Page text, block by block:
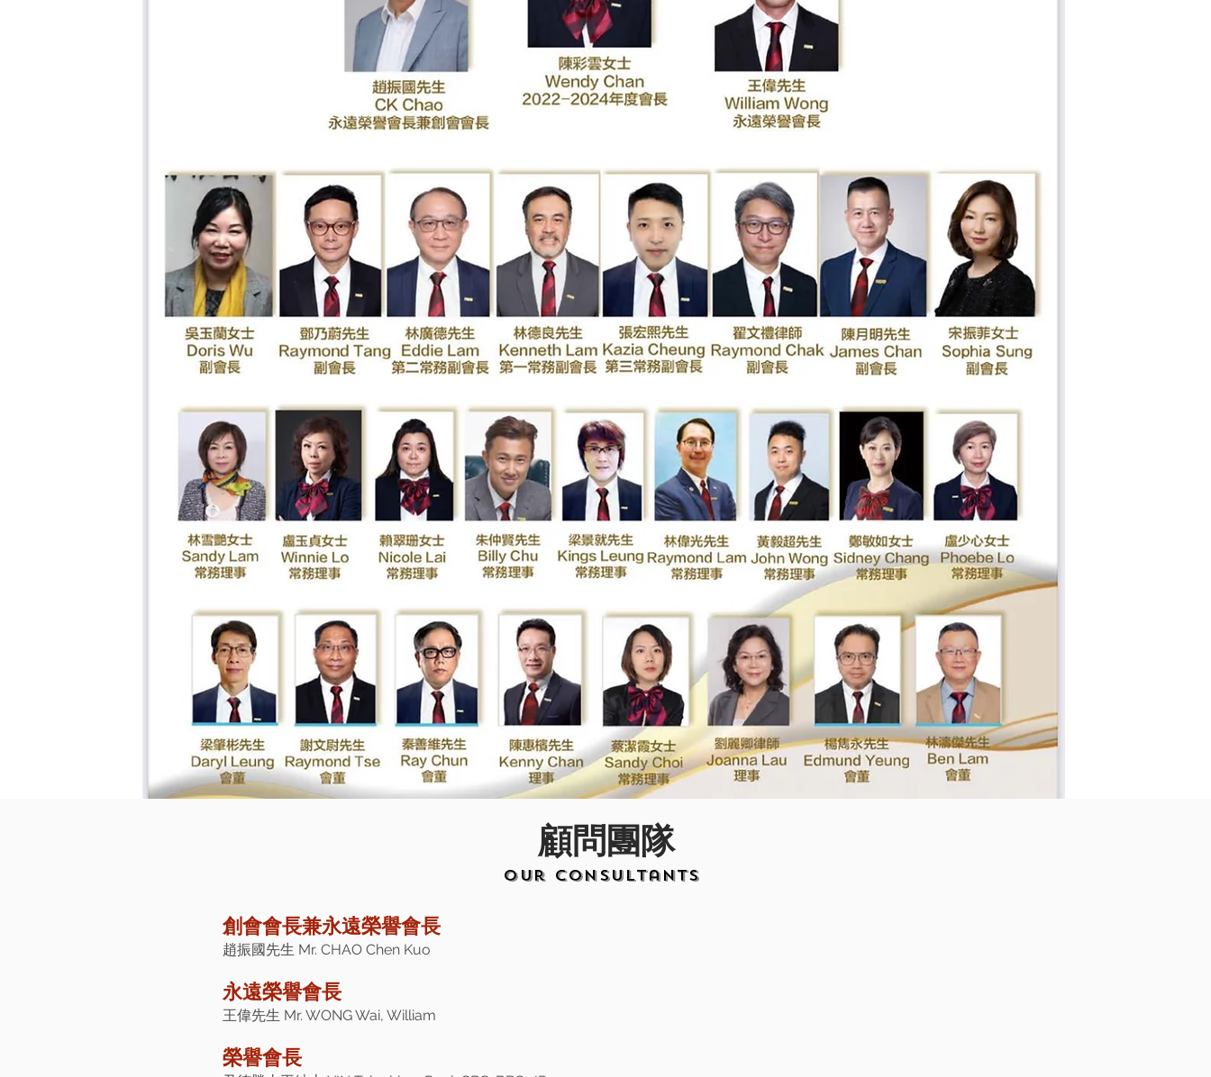
顧問團隊
Our Consultants
創會會長兼永遠榮譽會長
趙振國先生 Mr. CHAO Chen Kuo
永遠榮譽會長
王偉先生 Mr. WONG Wai, William
榮譽會長